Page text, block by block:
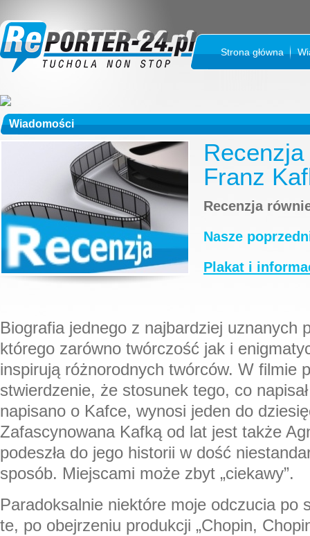
Strona główna
Wiadomości
Franz
Recenzja
Nasze
Plakat i
Biografia jednego z najbardziej uznanych
którego zarówno twórczość jak i
inspirują różnorodnych twórców. W filmie
stwierdzenie, że stosunek tego, co
napisano o Kafce, wynosi jeden do
Zafascynowana Kafką od lat jest także
podeszła do jego historii w dość
sposób. Miejscami może zbyt „ciekawy”.
Paradoksalnie niektóre moje odczucia po
te, po obejrzeniu produkcji „Chopin,